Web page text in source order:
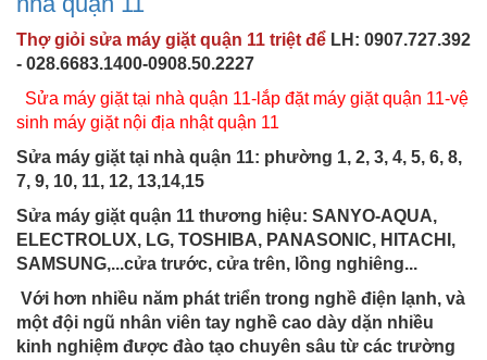
Thợ giỏi sửa máy giặt quận 11 triệt để LH: 0907.727.392
- 028.6683.1400-0908.50.2227
Sửa máy giặt tại nhà quận 11-lắp đặt máy giặt quận 11-vệ
sinh máy giặt nội địa nhật quận 11
Sửa máy giặt tại nhà quận 11: phường 1, 2, 3, 4, 5, 6, 8,
7, 9, 10, 11, 12, 13,14,15
Sửa máy giặt quận 11 thương hiệu: SANYO-AQUA,
ELECTROLUX, LG, TOSHIBA, PANASONIC, HITACHI,
SAMSUNG,...cửa trước, cửa trên, lồng nghiêng...
Với hơn nhiều năm phát triển trong nghề điện lạnh, và
một đội ngũ nhân viên tay nghề cao dày dặn nhiều
kinh nghiệm được đào tạo chuyên sâu từ các trường